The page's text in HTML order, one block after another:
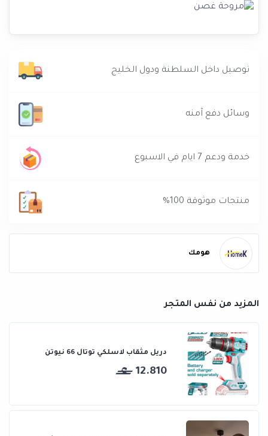
توصيل داخل السلطنة ودول الخليج
وسائل دفع آمنه
خدمة ودعم 7 ايام في الاسبوع
منتجات موثوقة 100%
هومك
المزيد من نفس المتجر
دريل مثقاب لاسلكي توتال 66 نيوتن
12.810